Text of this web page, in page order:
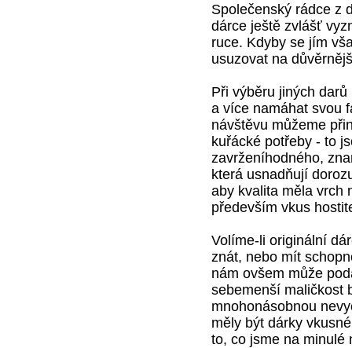
Společenský rádce z
dárce ještě zvlášť
ruce. Kdyby se jím
usuzovat na
Při výběru jiných
a více namáhat svou
návštěvu můžeme
kuřácké potřeby - to
zavrženíhodného,
která usnadňují
aby kvalita měla vrch
především vkus
Volíme-li originální
znát, nebo mít
nám ovšem může
sebemenší maličkost
mnohonásobnou
měly být dárky
to, co jsme na minulé